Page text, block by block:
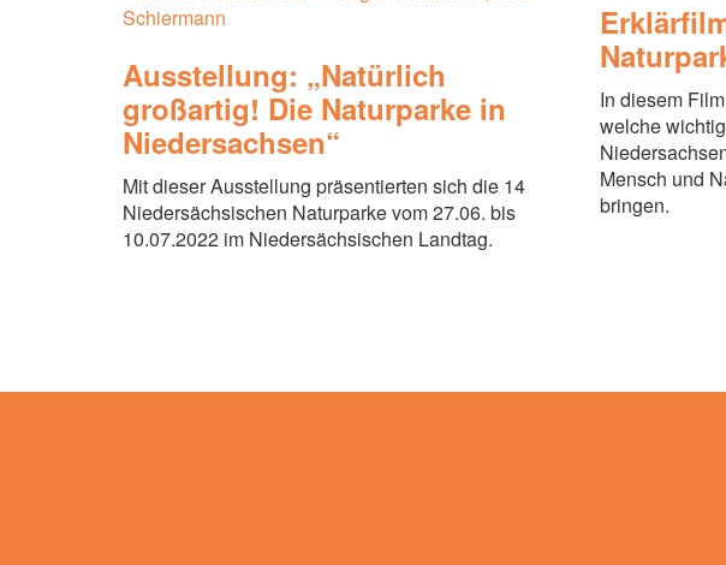
Ausstellung: „Natürlich
großartig! Die Naturparke in
Niedersachsen“
Mit dieser Ausstellung präsentierten sich die 14
Niedersächsischen Naturparke vom 27.06. bis
10.07.2022 im Niedersächsischen Landtag.
In diesem
welche
Mensch und
bringen.